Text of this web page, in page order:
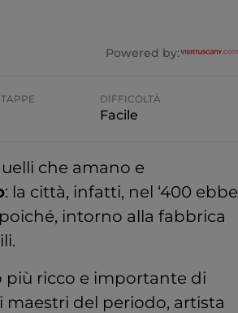
Powered by:
DIFFICOLTÀ
Facile
che amano e
: la città, infatti, nel ‘400 ebbe
intorno alla fabbrica
più ricco e importante di
maestri del periodo, artista